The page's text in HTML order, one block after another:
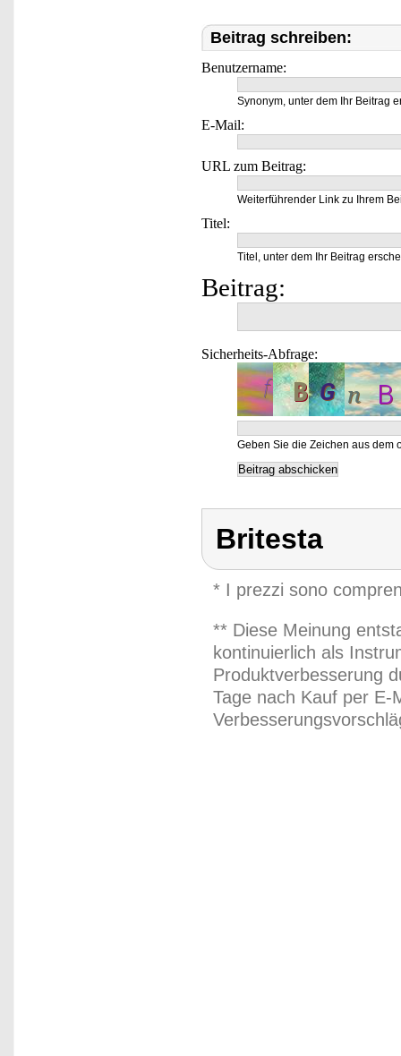
Beitrag schreiben:
Benutzername:
Synonym, unter dem Ihr Beitrag
E-Mail:
URL zum Beitrag:
Weiterführender Link zu Ihrem
Titel:
Titel, unter dem Ihr Beitrag
Beitrag:
Sicherheits-Abfrage:
Geben Sie die Zeichen aus dem
Britesta
* I prezzi sono
** Diese Meinung
kontinuierlich als
Produktverbesserung
Tage nach Kauf per E-